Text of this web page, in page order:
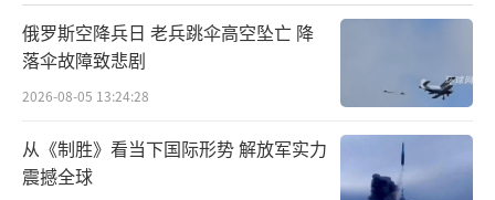
俄罗斯空降兵日 老兵跳伞高空坠亡 降
落伞故障致悲剧
2026-08-05 13:24:28
从《制胜》看当下国际形势 解放军实力
震撼全球